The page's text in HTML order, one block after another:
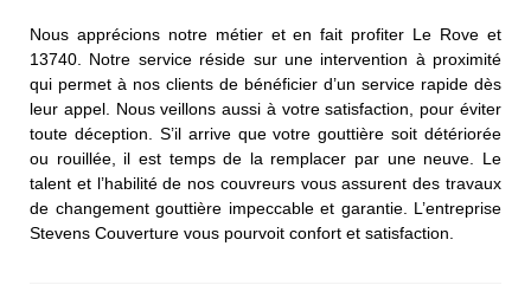
Nous apprécions notre métier et en fait profiter Le Rove et
13740. Notre service réside sur une intervention à proximité
qui permet à nos clients de bénéficier d’un service rapide dès
leur appel. Nous veillons aussi à votre satisfaction, pour éviter
toute déception. S’il arrive que votre gouttière soit détériorée
ou rouillée, il est temps de la remplacer par une neuve. Le
talent et l’habilité de nos couvreurs vous assurent des travaux
de changement gouttière impeccable et garantie. L’entreprise
Stevens Couverture vous pourvoit confort et satisfaction.